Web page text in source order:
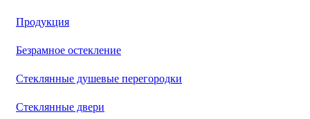
Продукция
Безрамное остекление
Стеклянные душевые перегородки
Стеклянные двери